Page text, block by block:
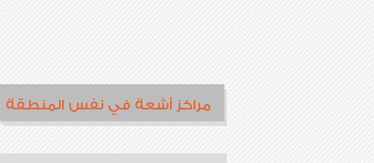
مراكز أشعة في نفس المنطقة